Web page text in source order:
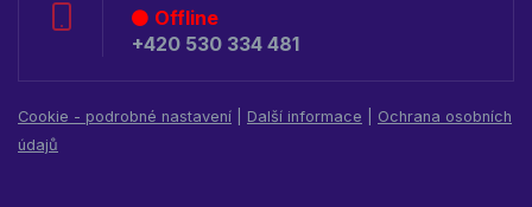
Offline
+420 530 334 481
Cookie - podrobné nastavení Další informace
Ochrana osobních
údajů